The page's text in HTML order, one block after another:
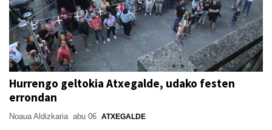
Hurrengo geltokia Atxegalde, udako festen
errondan
Noaua Aldizkaria abu 06 ATXEGALDE